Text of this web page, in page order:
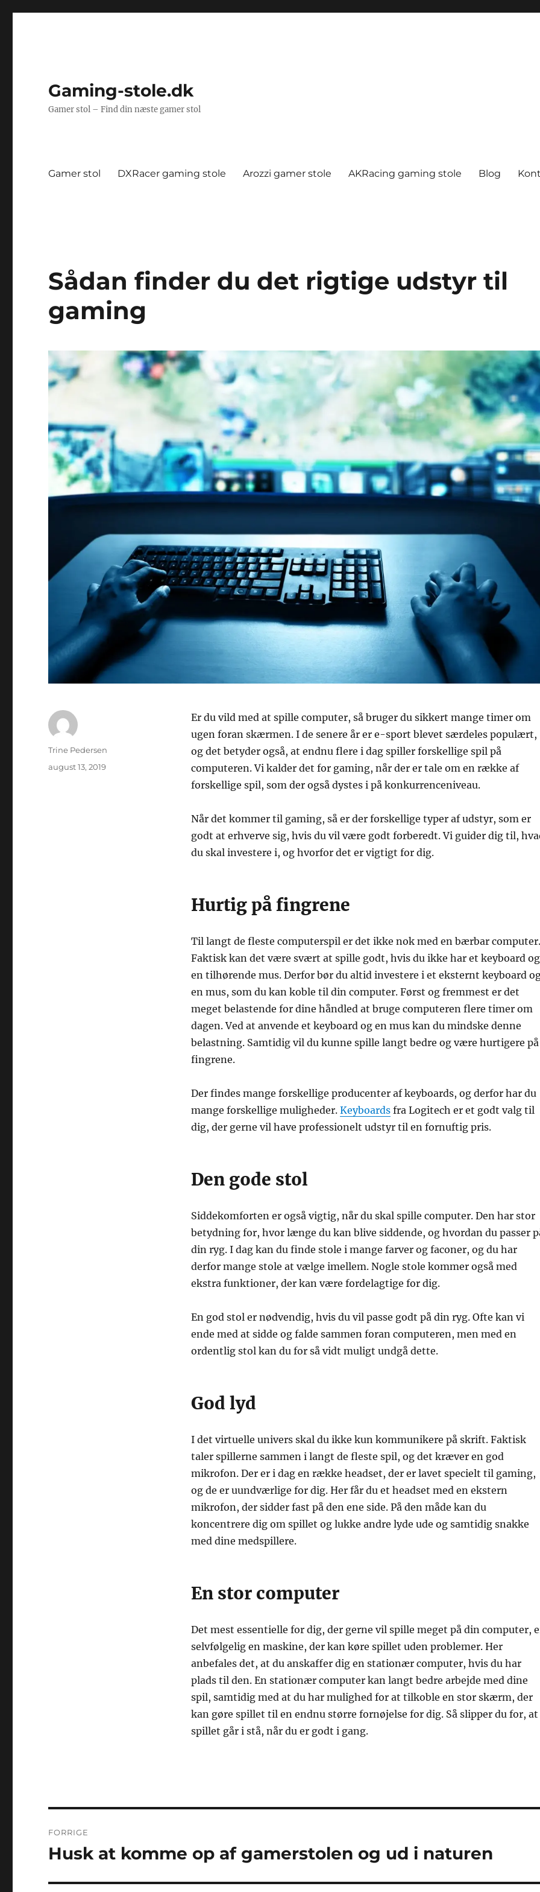
Gaming-stole.dk
Gamer stol – Find din næste gamer stol
Gamer stol DXRacer gaming stole Arozzi gamer stole AKRacing gaming stole Blog
Sådan finder du det rigtige udstyr til
gaming
Er du vild med at spille computer, så bruger du sikkert mange timer om
ugen foran skærmen. I de senere år er e-sport blevet særdeles populært,
og det betyder også, at endnu flere i dag spiller forskellige spil på
computeren. Vi kalder det for gaming, når der er tale om en række af
forskellige spil, som der også dystes i på konkurrenceniveau.
Når det kommer til gaming, så er der forskellige typer af udstyr, som er
godt at erhverve sig, hvis du vil være godt forberedt. Vi guider dig til,
du skal investere i, og hvorfor det er vigtigt for dig.
Hurtig på fingrene
Til langt de fleste computerspil er det ikke nok med en bærbar computer.
Faktisk kan det være svært at spille godt, hvis du ikke har et keyboard og
en tilhørende mus. Derfor bør du altid investere i et eksternt keyboard
en mus, som du kan koble til din computer. Først og fremmest er det
meget belastende for dine håndled at bruge computeren flere timer om
dagen. Ved at anvende et keyboard og en mus kan du mindske denne
belastning. Samtidig vil du kunne spille langt bedre og være hurtigere på
fingrene.
Der findes mange forskellige producenter af keyboards, og derfor har du
mange forskellige muligheder. Keyboardsfra Logitech er et godt valg til
dig, der gerne vil have professionelt udstyr til en fornuftig pris.
Den gode stol
Siddekomforten er også vigtig, når du skal spille computer. Den har stor
betydning for, hvor længe du kan blive siddende, og hvordan du passer
din ryg. I dag kan du finde stole i mange farver og faconer, og du har
derfor mange stole at vælge imellem. Nogle stole kommer også med
ekstra funktioner, der kan være fordelagtige for dig.
En god stol er nødvendig, hvis du vil passe godt på din ryg. Ofte kan vi
ende med at sidde og falde sammen foran computeren, men med en
ordentlig stol kan du for så vidt muligt undgå dette.
God lyd
I det virtuelle univers skal du ikke kun kommunikere på skrift. Faktisk
taler spillerne sammen i langt de fleste spil, og det kræver en god
mikrofon. Der er i dag en række headset, der er lavet specielt til gaming,
og de er uundværlige for dig. Her får du et headset med en ekstern
mikrofon, der sidder fast på den ene side. På den måde kan du
koncentrere dig om spillet og lukke andre lyde ude og samtidig snakke
med dine medspillere.
En stor computer
Det mest essentielle for dig, der gerne vil spille meget på din computer,
selvfølgelig en maskine, der kan køre spillet uden problemer. Her
anbefales det, at du anskaffer dig en stationær computer, hvis du har
plads til den. En stationær computer kan langt bedre arbejde med dine
spil, samtidig med at du har mulighed for at tilkoble en stor skærm, der
kan gøre spillet til en endnu større fornøjelse for dig. Så slipper du for, at
spillet går i stå, når du er godt i gang.
Forfatter
Trine Pedersen
Udgivet
august 13, 2019
FORRIGE
Forrige
Husk at komme op af gamerstolen og ud i naturen